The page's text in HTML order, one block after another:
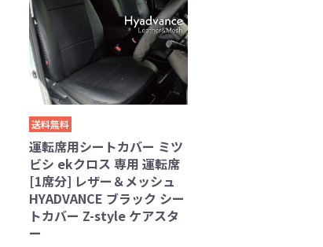
送料無料
運転席用シートカバー ミツ
ビシ ekクロス 専用 運転席
[1席分] レザー＆メッシュ
HYADVANCE ブラック シー
トカバー Z-style ケアスタ
ー